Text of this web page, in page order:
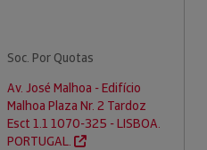
Soc. Por Quotas
Av. José Malhoa - Edifício
Malhoa Plaza Nr. 2 Tardoz
Esct 1.1 1070-325 - LISBOA.
PORTUGAL.